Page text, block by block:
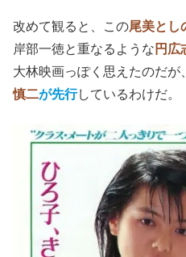
改めて観ると、この尾美とし
岸部一徳と重なるような 円広
大林映画っぽく思えたのだが、
慎二が先行しているわけだ。